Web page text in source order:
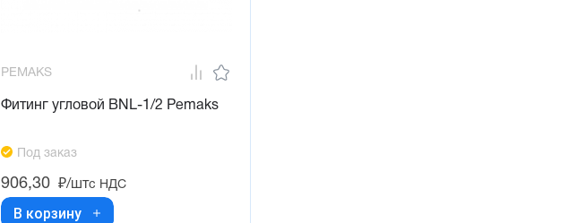
PEMAKS
Фитинг угловой BNL-1/2 Pemaks
Под заказ
906,30 ₽/штс НДС
В корзину